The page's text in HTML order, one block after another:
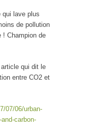
qui lave plus
de pollution
! Champion de
qui dit le
entre CO2 et
07/06/urban-
carbon-